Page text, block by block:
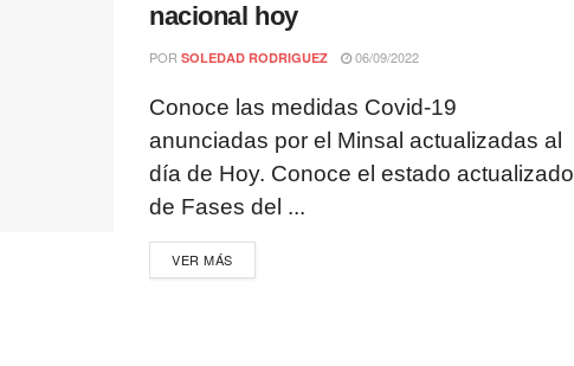
nacional hoy
POR SOLEDAD RODRIGUEZ 06/09/2022
Conoce las medidas Covid-19
anunciadas por el Minsal actualizadas al
día de Hoy. Conoce el estado actualizado
de Fases del ...
VER MÁS